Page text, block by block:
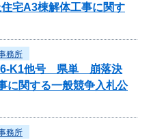
住宅A3棟解体工事に関す
務所
K1他号 県単 崩落決
に関する一般競争入札公
務所